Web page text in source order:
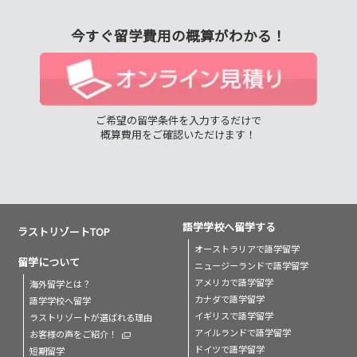
今すぐ留学費用の概算がわかる！
ご希望の留学条件を入力するだけで
概算費用をご確認いただけます！
ラストリゾートTOP
留学について
海外留学とは？
語学学校へ留学
ラストリゾートが選ばれる理由
お客様の声をご紹介！
短期留学
語学学校へ留学する
オーストラリアで語学留学
ニュージーランドで語学留学
アメリカで語学留学
カナダで語学留学
イギリスで語学留学
アイルランドで語学留学
ドイツで語学留学